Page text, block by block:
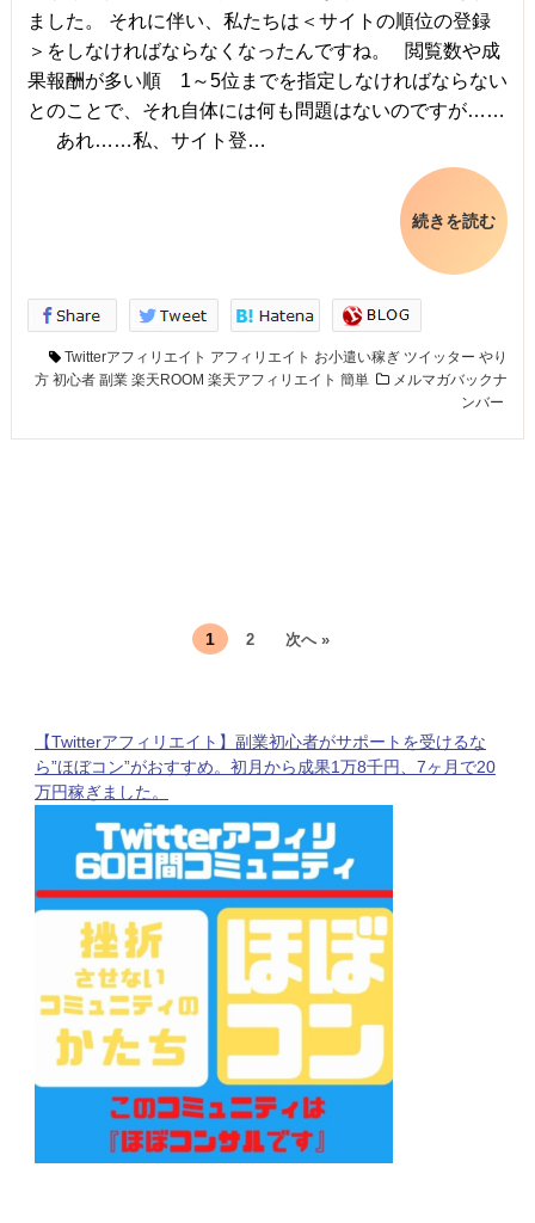
ました。 それに伴い、私たちは＜サイトの順位の登録
＞をしなければならなくなったんですね。 閲覧数や成
果報酬が多い順 1～5位までを指定しなければならない
とのことで、それ自体には何も問題はないのですが……
あれ……私、サイト登…
続きを読む
Twitterアフィリエイト アフィリエイト お小遣い稼ぎ ツイッター やり
方 初心者 副業 楽天ROOM 楽天アフィリエイト 簡単
メルマガバックナ
ンバー
1 2 次へ »
【Twitterアフィリエイト】副業初心者がサポートを受けるな
ら”ほぼコン”がおすすめ。初月から成果1万8千円、7ヶ月で20
万円稼ぎました。